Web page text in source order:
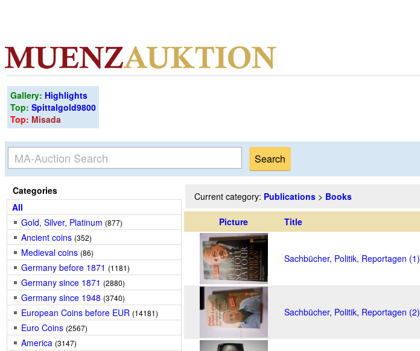
Gallery: Highlights
Top: Spittalgold9800
Top: Misada
Categories
All
Gold, Silver, Platinum (877)
Ancient coins (352)
Medieval coins (86)
Germany before 1871 (1181)
Germany since 1871 (2880)
Germany since 1948 (3740)
European Coins before EUR (14181)
Euro Coins (2567)
America (3147)
Current category: Publications > Books
Picture Title
Sachbücher, Politik, Reportagen (1)
Sachbücher, Politik, Reportagen (2)